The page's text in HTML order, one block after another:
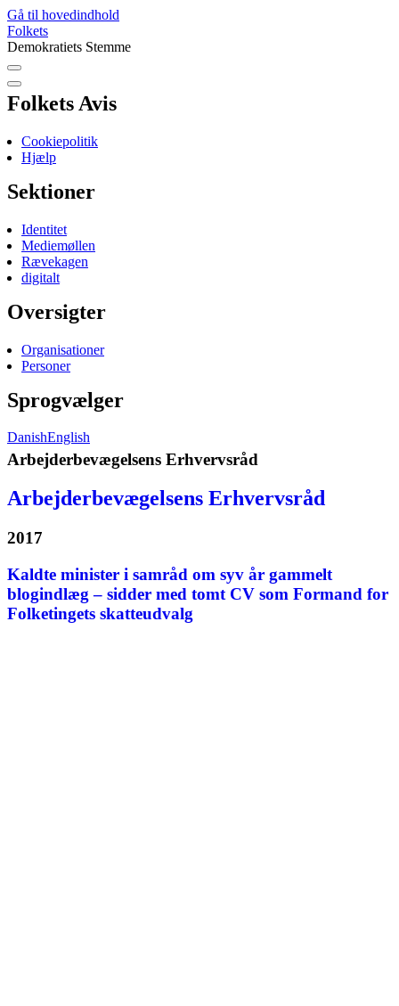
Gå til hovedindhold
Folkets
Demokratiets Stemme
Folkets Avis
Cookiepolitik
Hjælp
Sektioner
Identitet
Mediemøllen
Rævekagen
digitalt
Oversigter
Organisationer
Personer
Sprogvælger
DanishEnglish
Arbejderbevægelsens Erhvervsråd
Arbejderbevægelsens Erhvervsråd
2017
Kaldte minister i samråd om syv år gammelt
blogindlæg – sidder med tomt CV som Formand for
Folketingets skatteudvalg